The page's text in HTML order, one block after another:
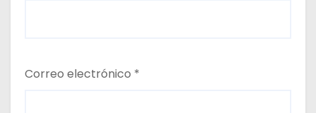
Correo electrónico *